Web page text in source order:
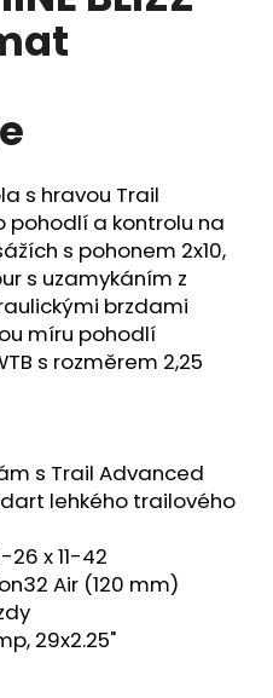
s hravou Trail
a kontrolu na
s pohonem 2x10,
s uzamykáním z
brzdami
míru pohodlí
s rozměrem 2,25
s Trail Advanced
lehkého trailového
26 x 11-42
Air (120 mm)
29x2.25"